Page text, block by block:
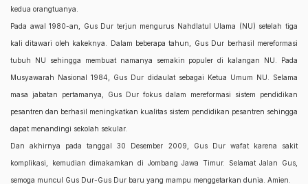
kedua orangtuanya.
Pada awal 1980-an, Gus Dur terjun mengurus Nahdlatul Ulama (NU) setelah tiga
kali ditawari oleh kakeknya. Dalam beberapa tahun, Gus Dur berhasil mereformasi
tubuh NU sehingga membuat namanya semakin populer di kalangan NU. Pada
Musyawarah Nasional 1984, Gus Dur didaulat sebagai Ketua Umum NU. Selama
masa jabatan pertamanya, Gus Dur fokus dalam mereformasi sistem pendidikan
pesantren dan berhasil meningkatkan kualitas sistem pendidikan pesantren sehingga
dapat menandingi sekolah sekular.
Dan akhirnya pada tanggal 30 Desember 2009, Gus Dur wafat karena sakit
komplikasi, kemudian dimakamkan di Jombang Jawa Timur. Selamat Jalan Gus,
semoga muncul Gus Dur-Gus Dur baru yang mampu menggetarkan dunia. Amien.